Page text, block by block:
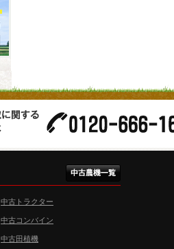
中古トラクター
中古コンバイン
中古田植機